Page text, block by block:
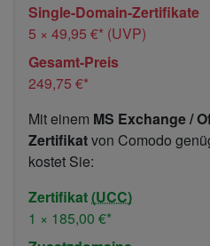
Single-Domain-Zertifikate
5 × 49,95 €* (UVP)
Gesamt-Preis
249,75 €*
Mit einem MS Exchange /
Zertifikatvon Comodo
kostet Sie:
Zertifikat(UCC)
1 × 185,00 €*